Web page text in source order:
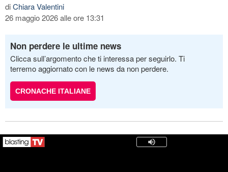
diChiara Valentini
26 maggio 2026 alle ore 13:31
Non perdere le ultime news
Clicca sull’argomento che ti interessa per seguirlo. Ti
terremo aggiornato con le news da non perdere.
CRONACHE ITALIANE